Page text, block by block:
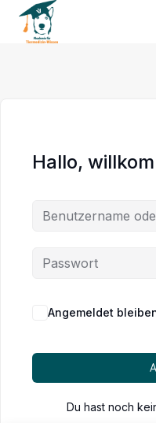
Hallo,
Alternative:
Angemeldet
Du hast noch